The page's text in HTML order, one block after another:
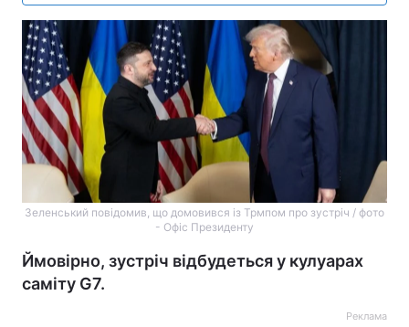
Зеленський повідомив, що домовився із Трмпом про зустріч / фото
- Офіс Президенту
Ймовірно, зустріч відбудеться у кулуарах
саміту G7.
Реклама